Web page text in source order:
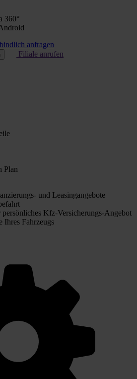
360°
anfragen
Filiale anrufen
Plan
und Leasingangebote
Kfz-Versicherungs-Angebot
Ihres Fahrzeugs